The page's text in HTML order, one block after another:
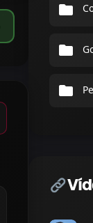
folder
folder
folder